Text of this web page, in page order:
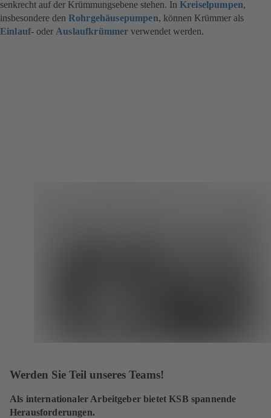
senkrecht auf der Krümmungsebene stehen. In Kreiselpumpen,
insbesondere den Rohrgehäusepumpen, können Krümmer als
Einlauf- oder Auslaufkrümmer verwendet werden.
Werden Sie Teil unseres Teams!
Als internationaler Arbeitgeber bietet KSB spannende
Herausforderungen.